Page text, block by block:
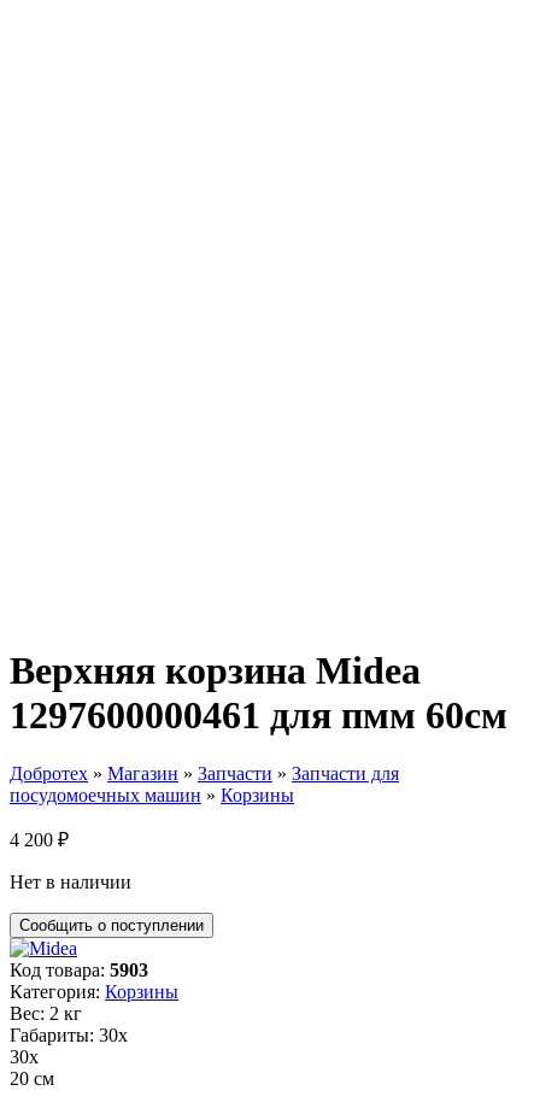
Верхняя корзина Midea
1297600000461 для пмм 60см
Добротех » Магазин » Запчасти » Запчасти для
посудомоечных машин » Корзины
4 200 ₽
Нет в наличии
Код товара: 5903
Категория: Корзины
Вес: 2 кг
Габариты: 30х
30х
20 см